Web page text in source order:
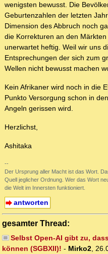
wenigsten bewusst. Die
Geburtenzahlen der letzten
Dimension des Abbruch noch
die Korrekturen an den
unerwartet heftig. Weil wir uns
Entsprechungen der sich zum
Wellen nicht bewusst machen
Kein Afrikaner wird noch in die
Punkto Versorgung schon in
Angeln gerissen wird.
Herzlichst,
Ashitaka
--
Der Ursprung aller Macht ist das Wort.
Quell jeglicher Ordnung. Wer das Wort
die Welt im Innersten funktioniert.
antworten
gesamter Thread:
Selbst Open-AI gibt zu,
können (SGBXII)! - Mirko2,